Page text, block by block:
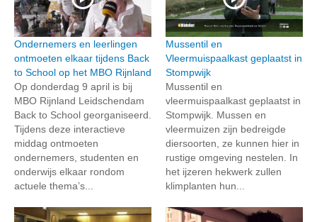
Ondernemers en leerlingen
ontmoeten elkaar tijdens Back
to School op het MBO Rijnland
Op donderdag 9 april is bij
MBO Rijnland Leidschendam
Back to School georganiseerd.
Tijdens deze interactieve
middag ontmoeten
ondernemers, studenten en
onderwijs elkaar rondom
actuele thema’s...
Mussentil en
Vleermuispaalkast geplaatst in
Stompwijk
Mussentil en
vleermuispaalkast geplaatst in
Stompwijk. Mussen en
vleermuizen zijn bedreigde
diersoorten, ze kunnen hier in
rustige omgeving nestelen. In
het ijzeren hekwerk zullen
klimplanten hun...